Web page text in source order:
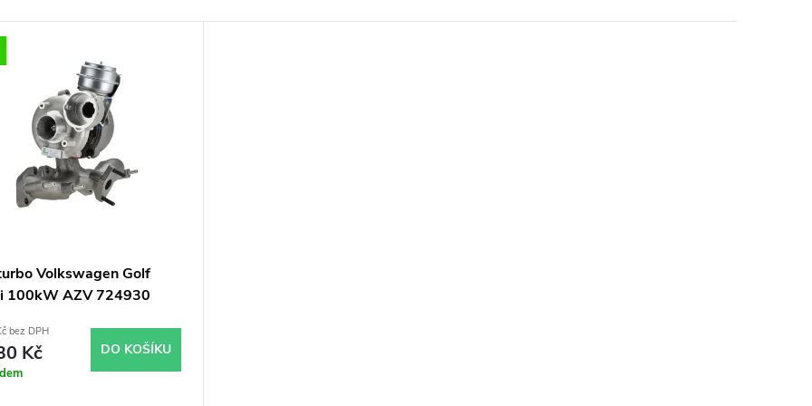
Volkswagen Golf
100kW AZV 724930
bez DPH
Kč DO KOŠÍKU